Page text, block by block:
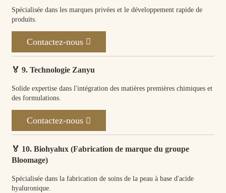
Spécialisée dans les marques privées et le développement rapide de
produits.
Contactez-nous
🏅 9. Technologie Zanyu
Solide expertise dans l'intégration des matières premières chimiques et
des formulations.
Contactez-nous
🏅 10. Biohyalux (Fabrication de marque du groupe
Bloomage)
Spécialisée dans la fabrication de soins de la peau à base d'acide
hyaluronique.